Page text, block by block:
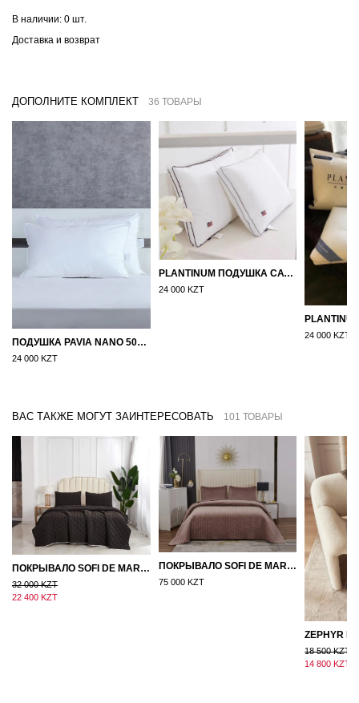
В наличии: 0 шт.
Доставка и возврат
ДОПОЛНИТЕ КОМПЛЕКТ 36 ТОВАРЫ
ПОДУШКА PAVIA NANO 50X70
24 000 KZT
PLANTINUM ПОДУШКА САТИН, ШЕЛК 50Х70
24 000 KZT
24 000 KZT
ВАС ТАКЖЕ МОГУТ ЗАИНТЕРЕСОВАТЬ 101 ТОВАРЫ
ПОКРЫВАЛО SOFI DE MARKO 160×220 БРОУДИ ЧЕРНО-БЕЖЕВОЕ
32 000 KZT
22 400 KZT
ПОКРЫВАЛО SOFI DE MARKO ВЕЛЮР 240×260 ФЕРДИНАНД (МОККО)
75 000 KZT
18 500 KZT
14 800 KZT